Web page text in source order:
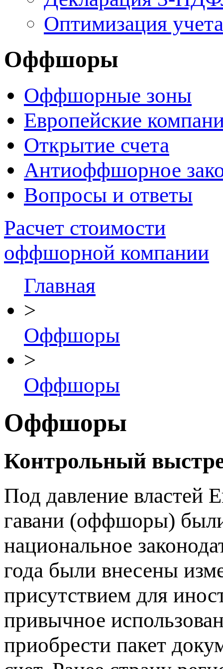
Оптимизация учета
Оффшоры
Оффшорные зоны
Европейские
Открытие счета
Антиоффшорное
Вопросы и ответы
Расчет стоимости
оффшорной компании
Главная
>
Оффшоры
>
Оффшоры
Оффшоры
Контрольный
Под давление властей
гавани (оффшоры)
национальное
года были внесены
присутствием для
привычное
приобрести пакет